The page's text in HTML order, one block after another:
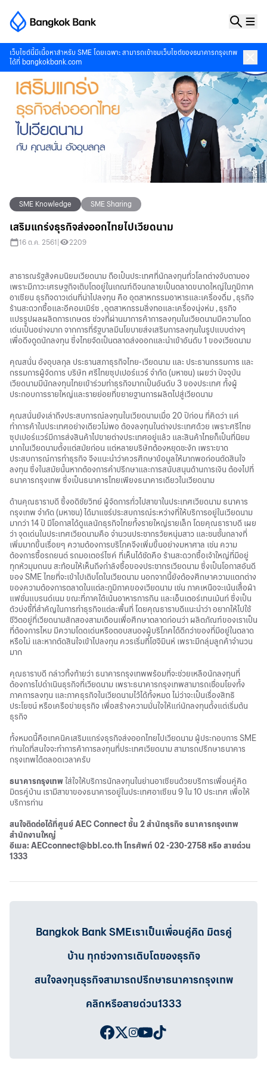
เว็บไซต์นี้มีเนื้อหาสำหรับ SME โดยเฉพาะ สามารถเข้าชมเว็บไซต์ของธนาคารกรุงเทพ
ได้ที่ bangkokbank.com
SME Knowledge SME Sharing
เสริมแกร่งธุรกิจส่งออกไทยไปเวียดนาม
16 ต.ค. 2561 2209
สาธารณรัฐสังคมนิยมเวียดนาม ถือเป็นประเทศที่นักลงทุนทั่วโลกต่างจับตามอง
เพราะมีภาวะเศรษฐกิจเติบโตอยู่ในเกณฑ์ดีจนกลายเป็นตลาดขนาดใหญ่ในภูมิภาค
อาเซียน ธุรกิจดาวเด่นที่น่าไปลงทุน คือ อุตสาหกรรมอาหารและเครื่องดื่ม , ธุรกิจ
ร้านสะดวกซื้อและอีคอมเมิร์ซ , อุตสาหกรรมสิ่งทอและเครื่องนุ่งห่ม , ธุรกิจ
แปรรูปผลผลิตการเกษตร ช่วงที่ผ่านมาการค้าการลงทุนในเวียดนามมีความโดด
เด่นเป็นอย่างมาก จากการที่รัฐบาลมีนโยบายส่งเสริมการลงทุนในรูปแบบต่างๆ
เพื่อดึงดูดนักลงทุน ซึ่งไทยจัดเป็นตลาดส่งออกและนำเข้าอันดับ 1 ของเวียดนาม
คุณสนั่น อังอุบลกุล ประธานสภาธุรกิจไทย-เวียดนาม และ ประธานกรรมการ และ
กรรมการผู้จัดการ บริษัท ศรีไทยซุปเปอร์แวร์ จำกัด (มหาชน) เผยว่า ปัจจุบัน
เวียดนามมีนักลงทุนไทยเข้าร่วมทำธุรกิจมากเป็นอันดับ 3 ของประเทศ ทั้งผู้
ประกอบการรายใหญ่และรายย่อยที่ขยายฐานการผลิตไปสู่เวียดนาม
คุณสนั่นยังเล่าถึงประสบการณ์ลงทุนในเวียดนามเมื่อ 20 ปีก่อน ที่คิดว่า แค่
ทำการค้าในประเทศอย่างเดียวไม่พอ ต้องลงทุนในต่างประเทศด้วย เพราะศรีไทย
ซุปเปอร์แวร์มีการส่งสินค้าไปขายต่างประเทศอยู่แล้ว และสินค้าไทยก็เป็นที่นิยม
มากในเวียดนามตั้งแต่สมัยก่อน แต่หลายบริษัทต้องหยุดชะงัก เพราะขาด
ประสบการณ์การทำธุรกิจ จึงแนะนำว่าควรศึกษาข้อมูลให้มากพอก่อนตัดสินใจ
ลงทุน ซึ่งในสมัยนั้นหากต้องการคำปรึกษาและการสนับสนุนด้านการเงิน ต้องไปที่
ธนาคารกรุงเทพ ซึ่งเป็นธนาคารไทยเพียงธนาคารเดียวในเวียดนาม
ด้านคุณธาราบดี ซึ้งอดิชัยวิทย์ ผู้จัดการทั่วไปสาขาในประเทศเวียดนาม ธนาคาร
กรุงเทพ จำกัด (มหาชน) ได้มาแชร์ประสบการณ์ระหว่างที่ให้บริการอยู่ในเวียดนาม
มากว่า 14 ปี มีโอกาสได้ดูแลนักธุรกิจไทยทั้งรายใหญ่รายเล็ก โดยคุณธาราบดี เผย
ว่า จุดเด่นในประเทศเวียดนามคือ จำนวนประชากรวัยหนุ่มสาว และชนชั้นกลางที่
เพิ่มมากขึ้นเรื่อยๆ ความต้องการบริโภคจึงเพิ่มขึ้นอย่างมหาศาล เช่น ความ
ต้องการซื้อรถยนต์ รถมอเตอร์ไซค์ ที่เห็นได้ชัดคือ ร้านสะดวกซื้อเจ้าใหญ่ที่มีอยู่
ทุกหัวมุมถนน สะท้อนให้เห็นถึงกำลังซื้อของประชากรเวียดนาม ซึ่งเป็นโอกาสอันดี
ของ SME ไทยที่จะเข้าไปเติบโตในเวียดนาม นอกจากนี้ยังต้องศึกษาความแตกต่าง
ของความต้องการตลาดในแต่ละภูมิภาคของเวียดนาม เช่น ภาคเหนือจะเน้นเสื้อผ้า
แฟชั่นแบรนด์เนม ขณะที่ภาคใต้เน้นอาหารการกิน และเอ็นเตอร์เทนเม้นท์ ซึ่งเป็น
ตัวบ่งชี้ที่สำคัญในการทำธุรกิจแต่ละพื้นที่ โดยคุณธาราบดีแนะนำว่า อยากให้ไปใช้
ชีวิตอยู่ที่เวียดนามสักสองสามเดือนเพื่อศึกษาตลาดก่อนว่า ผลิตภัณฑ์ของเราเป็น
ที่ต้องการไหม มีความโดดเด่นหรือตอบสนองผู้บริโภคได้ดีกว่าของที่มีอยู่ในตลาด
หรือไม่ และหากตัดสินใจเข้าไปลงทุน ควรเริ่มที่โฮจิมินห์ เพราะมีกลุ่มลูกค้าจำนวน
มาก
คุณธาราบดี กล่าวทิ้งท้ายว่า ธนาคารกรุงเทพพร้อมที่จะช่วยเหลือนักลงทุนที่
ต้องการไปดำเนินธุรกิจที่เวียดนาม เพราะธนาคารกรุงเทพสามารถเชื่อมโยงทั้ง
ภาคการลงทุน และภาคธุรกิจในเวียดนามไว้ได้ทั้งหมด ไม่ว่าจะเป็นเรื่องสิทธิ
ประโยชน์ หรือเครือข่ายธุรกิจ เพื่อสร้างความมั่นใจให้แก่นักลงทุนตั้งแต่เริ่มต้น
ธุรกิจ
ทั้งหมดนี้คือเทคนิคเสริมแกร่งธุรกิจส่งออกไทยไปเวียดนาม ผู้ประกอบการ SME
ท่านใดที่สนใจจะทำการค้าการลงทุนที่ประเทศเวียดนาม สามารถปรึกษาธนาคาร
กรุงเทพได้ตลอดเวลาครับ
ธนาคารกรุงเทพใส่ใจให้บริการนักลงทุนในย่านอาเซียนด้วยบริการเพื่อนคู่คิด
มิตรคู่บ้าน เรามีสาขาของธนาคารอยู่ในประเทศอาเซียน 9 ใน 10 ประเทศ เพื่อให้
บริการท่าน
สนใจติดต่อได้ที่ศูนย์ AEC Connect ชั้น 2 สำนักธุรกิจ ธนาคารกรุงเทพ
สำนักงานใหญ่
อีเมล: AECconnect@bbl.co.th โทรศัพท์ 02 -230-2758 หรือ สายด่วน
1333
Bangkok Bank SMEเราเป็นเพื่อนคู่คิด มิตรคู่
บ้าน ทุกช่วงการเติบโตของธุรกิจ
สนใจลงทุนธุรกิจสามารถปรึกษาธนาคารกรุงเทพ
คลิกหรือสายด่วน1333